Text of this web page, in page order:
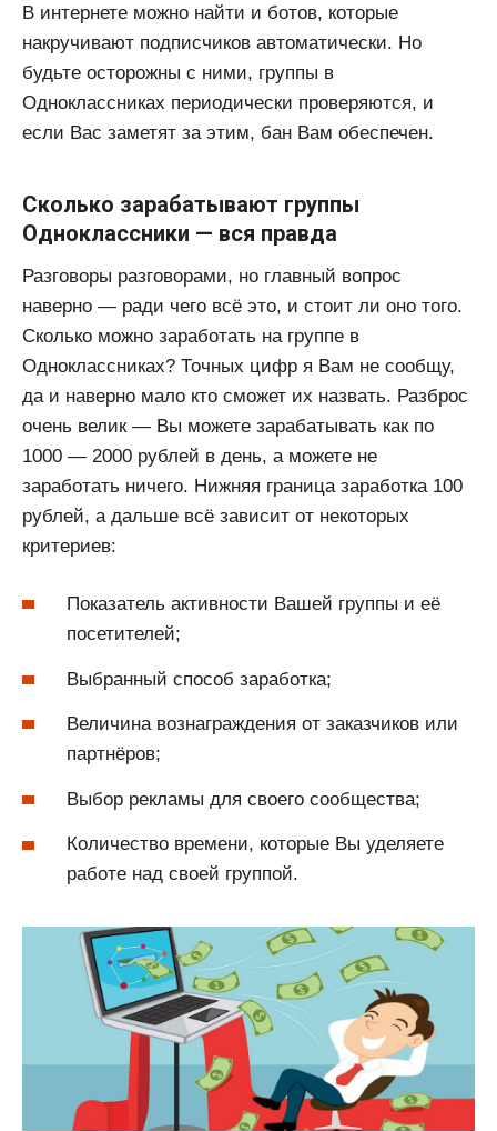
В интернете можно найти и ботов, которые
накручивают подписчиков автоматически. Но
будьте осторожны с ними, группы в
Одноклассниках периодически проверяются, и
если Вас заметят за этим, бан Вам обеспечен.
Сколько зарабатывают группы
Одноклассники — вся правда
Разговоры разговорами, но главный вопрос
наверно — ради чего всё это, и стоит ли оно того.
Сколько можно заработать на группе в
Одноклассниках? Точных цифр я Вам не сообщу,
да и наверно мало кто сможет их назвать. Разброс
очень велик — Вы можете зарабатывать как по
1000 — 2000 рублей в день, а можете не
заработать ничего. Нижняя граница заработка 100
рублей, а дальше всё зависит от некоторых
критериев:
Показатель активности Вашей группы и её
посетителей;
Выбранный способ заработка;
Величина вознаграждения от заказчиков или
партнёров;
Выбор рекламы для своего сообщества;
Количество времени, которые Вы уделяете
работе над своей группой.